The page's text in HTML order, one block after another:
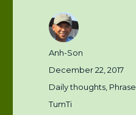
Author
Anh-Son
Posted
on
December 22, 2017
Categories
Daily thoughts Phrase
Tags
TumTi